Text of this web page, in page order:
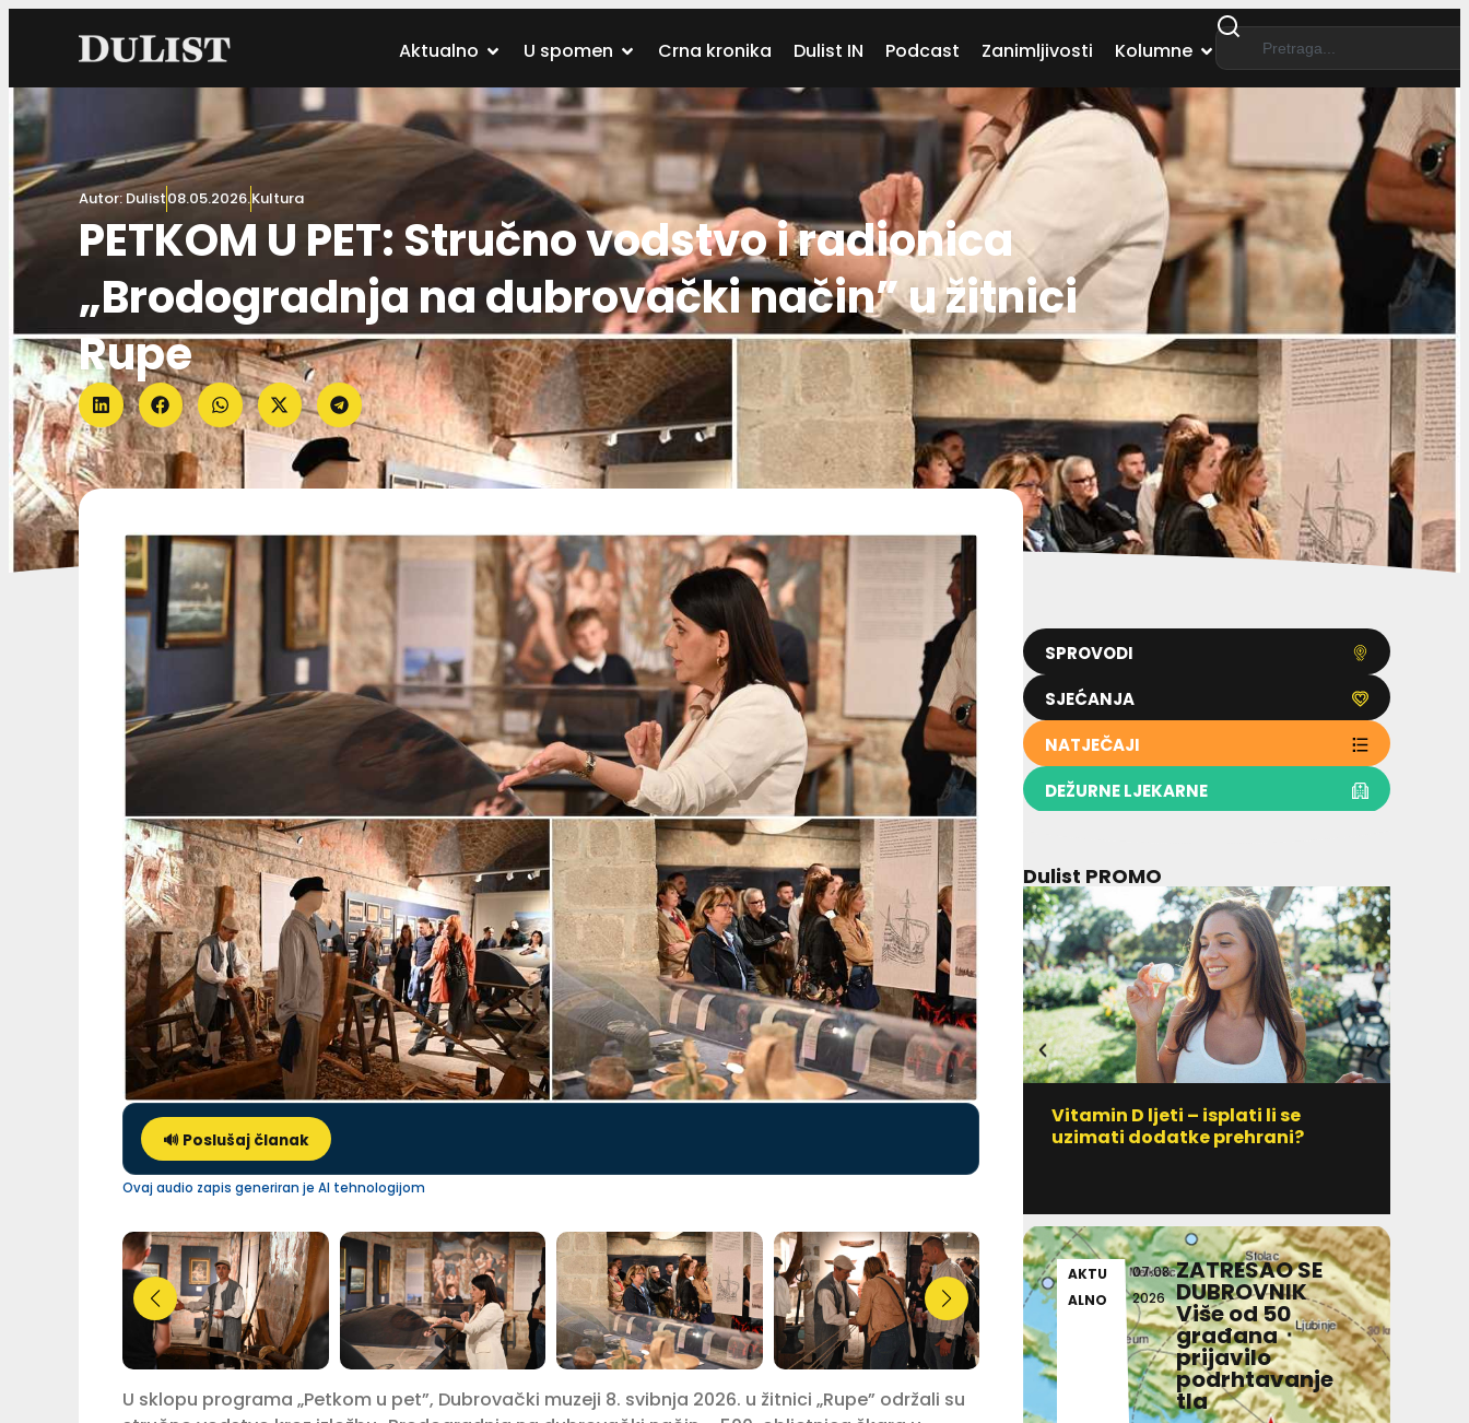
Aktualno U spomen Crna kronika Dulist IN Podcast Zanimljivosti Kolumne
Autor: Dulist08.05.2026.Kultura
PETKOM U PET: Stručno vodstvo i radionica
„Brodogradnja na dubrovački način” u žitnici
Rupe
🔊 Poslušaj članak
Ovaj audio zapis generiran je AI tehnologijom
U sklopu programa „Petkom u pet”, Dubrovački muzeji 8. svibnja 2026. u žitnici „Rupe” održali su
SPROVODI
SJEĆANJA
NATJEČAJI
DEŽURNE LJEKARNE
Dulist PROMO
Vitamin D ljeti – isplati li se
uzimati dodatke prehrani?
AKTU
ALNO
07.08.
2026
ZATRESAO SE
DUBROVNIK
Više od 50
građana
prijavilo
podrhtavanje
tla